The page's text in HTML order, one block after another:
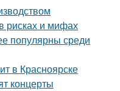
рисках и мифах
популярны среди
в Красноярске
концерты